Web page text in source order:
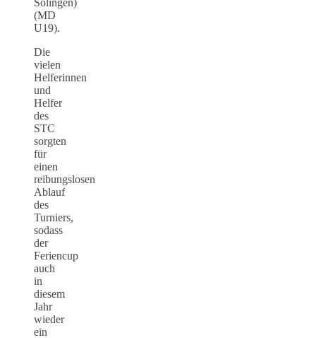
Solingen)
(MD
U19).
Die
vielen
Helferinnen
und
Helfer
des
STC
sorgten
für
einen
reibungslosen
Ablauf
des
Turniers,
sodass
der
Feriencup
auch
in
diesem
Jahr
wieder
ein